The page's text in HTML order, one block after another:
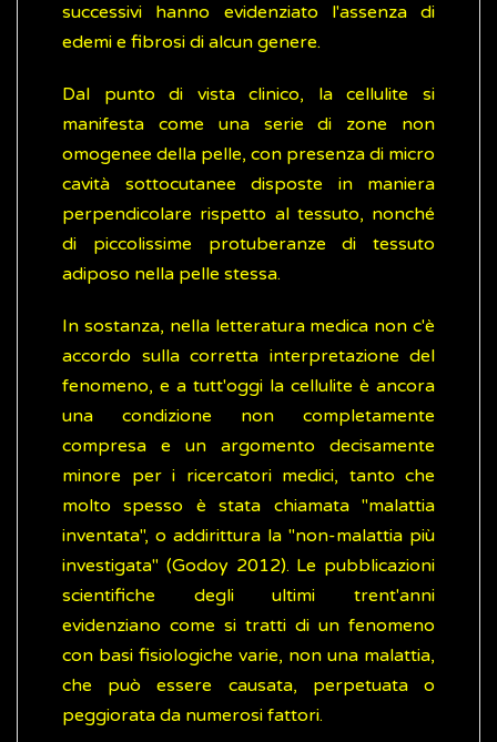
successivi hanno evidenziato l'assenza di
edemi e fibrosi di alcun genere.
Dal punto di vista clinico, la cellulite si
manifesta come una serie di zone non
omogenee della pelle, con presenza di micro
cavità sottocutanee disposte in maniera
perpendicolare rispetto al tessuto, nonché
di piccolissime protuberanze di tessuto
adiposo nella pelle stessa.
In sostanza, nella letteratura medica non c'è
accordo sulla corretta interpretazione del
fenomeno, e a tutt'oggi la cellulite è ancora
una condizione non completamente
compresa e un argomento decisamente
minore per i ricercatori medici, tanto che
molto spesso è stata chiamata "malattia
inventata", o addirittura la "non-malattia più
investigata" (Godoy 2012). Le pubblicazioni
scientifiche degli ultimi trent'anni
evidenziano come si tratti di un fenomeno
con basi fisiologiche varie, non una malattia,
che può essere causata, perpetuata o
peggiorata da numerosi fattori.